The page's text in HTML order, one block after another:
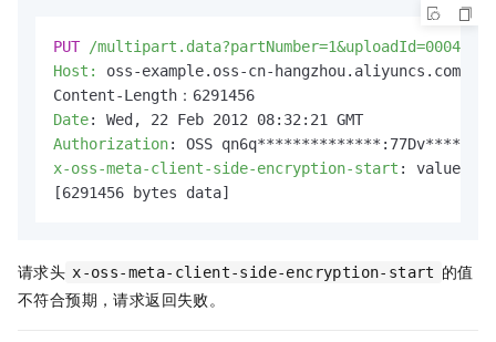
PUT /
Host:
oss-example.oss-cn-hangzhou.aliyuncs.com
Date:
Authorization:
x-oss-meta-client-side-encryption-start : value2
[6291456 bytes data]
请求头 x-oss-meta-client-side-encryption-start 的值
不符合预期，请求返回失败。